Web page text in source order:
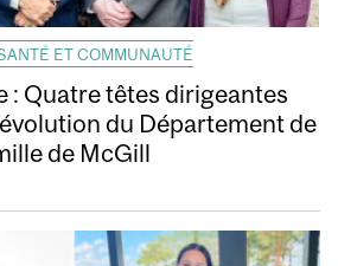
ET COMMUNAUTÉ
: Quatre têtes dirigeantes
du Département de
de McGill